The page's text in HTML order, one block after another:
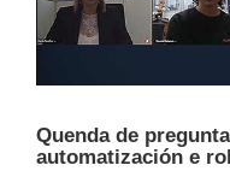
Quenda de
automatización e